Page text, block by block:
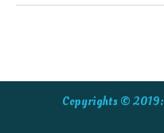
Copyrights © 2019: